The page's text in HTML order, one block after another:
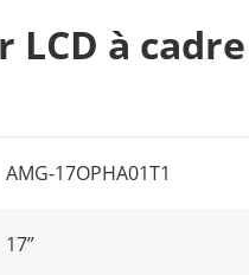
à cadre
AMG-17OPHA01T1
17”